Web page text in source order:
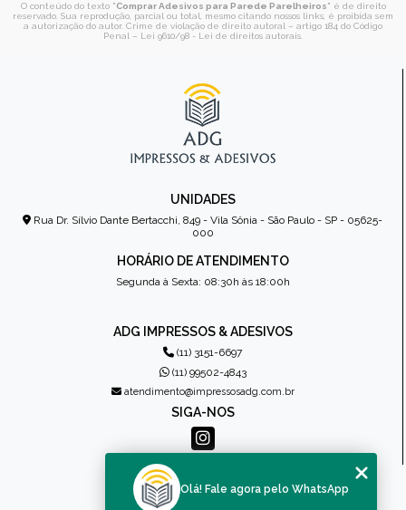
O conteúdo do texto "Comprar Adesivos para Parede Parelheiros" é de direito
reservado. Sua reprodução, parcial ou total, mesmo citando nossos links, é proibida sem
a autorização do autor. Crime de violação de direito autoral – artigo 184 do Código
Penal – Lei 9610/98 - Lei de direitos autorais.
UNIDADES
Rua Dr. Sílvio Dante Bertacchi, 849 - Vila Sônia - São Paulo - SP - 05625-
000
HORÁRIO DE ATENDIMENTO
Segunda à Sexta: 08:30h às 18:00h
ADG IMPRESSOS & ADESIVOS
(11) 3151-6697
(11) 99502-4843
atendimento@impressosadg.com.br
SIGA-NOS
MENU
Olá! Fale agora pelo WhatsApp